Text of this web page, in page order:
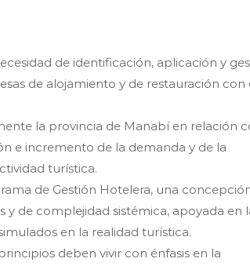
de identificación, aplicación y
de alojamiento y de restauración con
la provincia de Manabí en relación
e incremento de la demanda y de la
turística.
de Gestión Hotelera, una
de complejidad sistémica, apoyada en
en la realidad turística.
deben vivir con énfasis en la